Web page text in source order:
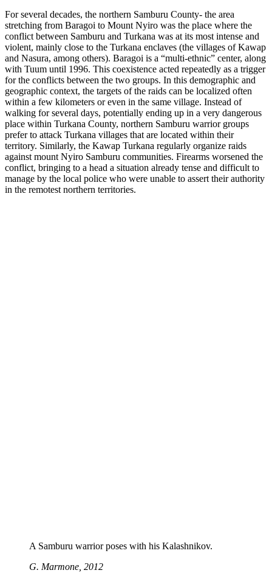
For several decades, the northern Samburu County- the area
stretching from Baragoi to Mount Nyiro was the place where the
conflict between Samburu and Turkana was at its most intense and
violent, mainly close to the Turkana enclaves (the villages of Kawap
and Nasura, among others). Baragoi is a “multi-ethnic” center, along
with Tuum until 1996. This coexistence acted repeatedly as a trigger
for the conflicts between the two groups. In this demographic and
geographic context, the targets of the raids can be localized often
within a few kilometers or even in the same village. Instead of
walking for several days, potentially ending up in a very dangerous
place within Turkana County, northern Samburu warrior groups
prefer to attack Turkana villages that are located within their
territory. Similarly, the Kawap Turkana regularly organize raids
against mount Nyiro Samburu communities. Firearms worsened the
conflict, bringing to a head a situation already tense and difficult to
manage by the local police who were unable to assert their authority
in the remotest northern territories.
A Samburu warrior poses with his Kalashnikov.
G. Marmone, 2012